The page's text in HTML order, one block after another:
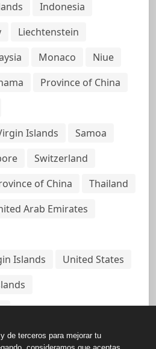
Indonesia
Liechtenstein
Monaco
Niue
Province of China
Islands
Samoa
Switzerland
of China
Thailand
Arab Emirates
Islands
United States
de terceros para mejorar tu